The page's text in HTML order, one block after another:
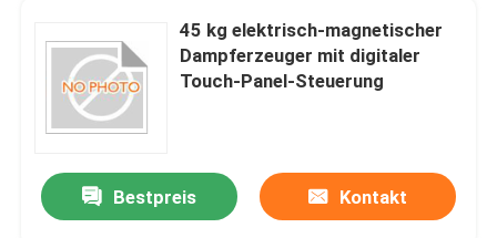
Haus
Produkte
45 kg elektrisch-magnetischer
Dampferzeuger mit digitaler
Touch-Panel-Steuerung
Bestpreis Kontakt